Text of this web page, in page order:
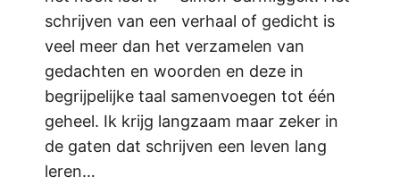
schrijven van een verhaal of gedicht is
veel meer dan het verzamelen van
gedachten en woorden en deze in
begrijpelijke taal samenvoegen tot één
geheel. Ik krijg langzaam maar zeker in
de gaten dat schrijven een leven lang
leren…